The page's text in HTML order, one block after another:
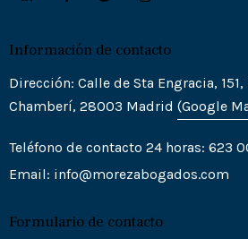
Información de contacto
Dirección: Calle de Sta Engracia, 151,
Chamberí, 28003 Madrid (Google
Teléfono de contacto 24 horas: 623
Email: info@morezabogados.com
Formulario de contacto